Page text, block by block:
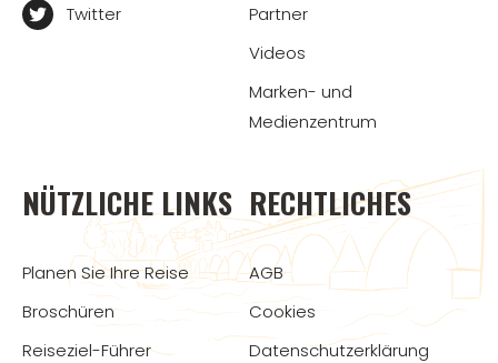
Twitter
Partner
Videos
Marken- und
Medienzentrum
NÜTZLICHE LINKS
Planen Sie Ihre Reise
Broschüren
Reiseziel-Führer
RECHTLICHES
AGB
Cookies
Datenschutzerklärung